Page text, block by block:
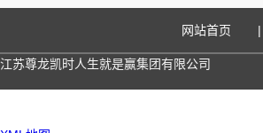
网站首页 |
江苏尊龙凯时人生就是赢集团有限公司